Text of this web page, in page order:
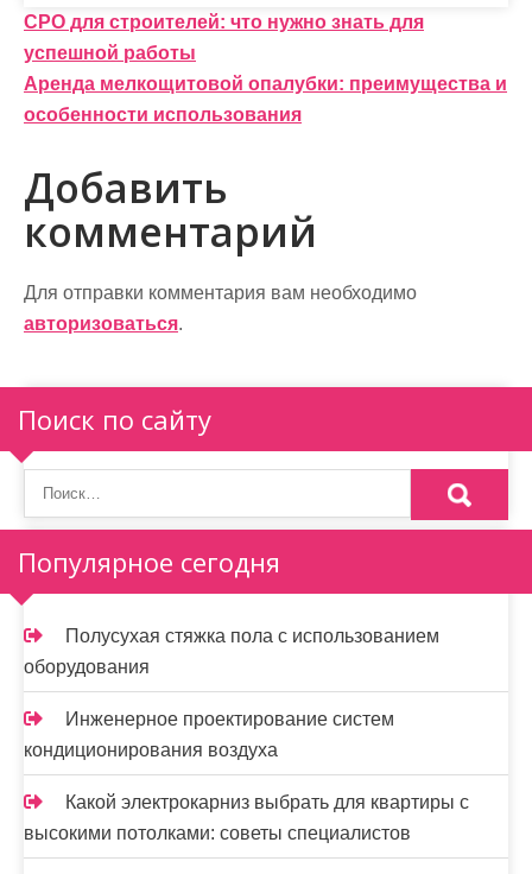
Н
а
в
и
г
а
ц
и
я
п
о
з
а
п
и
с
я
м
СРО для строителей: что нужно знать для
успешной работы
Аренда мелкощитовой опалубки: преимущества и
особенности использования
Добавить
комментарий
Для отправки комментария вам необходимо
авторизоваться.
Поиск по сайту
Популярное сегодня
Полусухая стяжка пола с использованием
оборудования
Инженерное проектирование систем
кондиционирования воздуха
Какой электрокарниз выбрать для квартиры с
высокими потолками: советы специалистов